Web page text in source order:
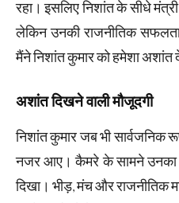
रहा। इसलिए निशांत के सीधे
लेकिन उनकी राजनीतिक
मैंने निशांत कुमार को हमेशा अशांत
अशांत दिखने वाली मौजूदगी
निशांत कुमार जब भी
नजर आए। कैमरे के सामने उनका
दिखा। भीड़, मंच और राजनीतिक